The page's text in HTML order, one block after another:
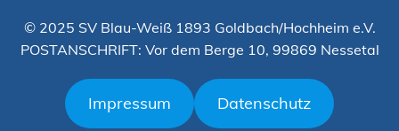
© 2025 SV Blau-Weiß 1893 Goldbach/Hochheim e.V.
POSTANSCHRIFT: Vor dem Berge 10, 99869 Nessetal
Impressum Datenschutz